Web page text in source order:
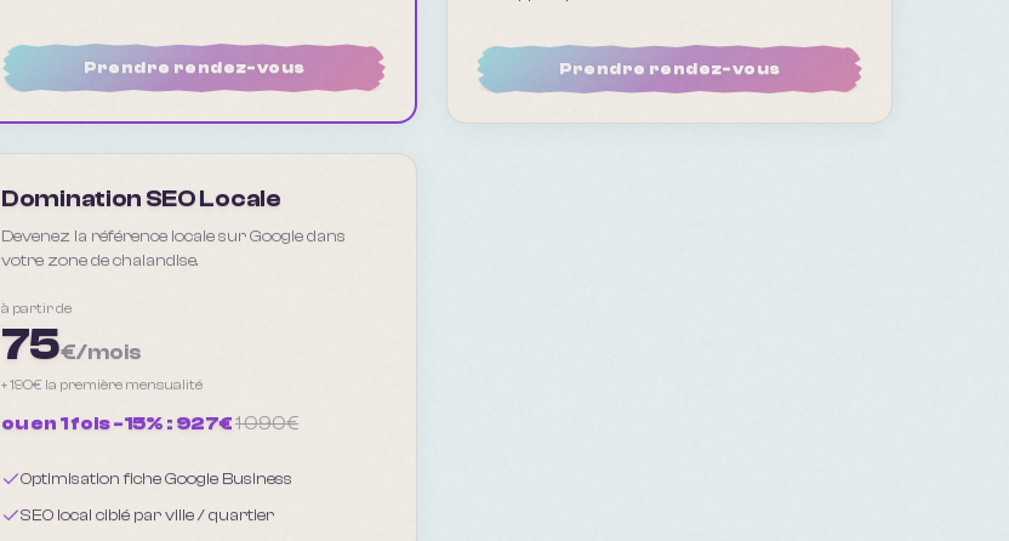
Prendre rendez-vous Prendre rendez-vous
Domination SEO Locale
Devenez la référence locale sur Google dans
votre zone de chalandise.
à partir de
75€/mois
+190€ la première mensualité
ou en 1 fois -15% : 927€1 090€
Optimisation fiche Google Business
SEO local ciblé par ville / quartier